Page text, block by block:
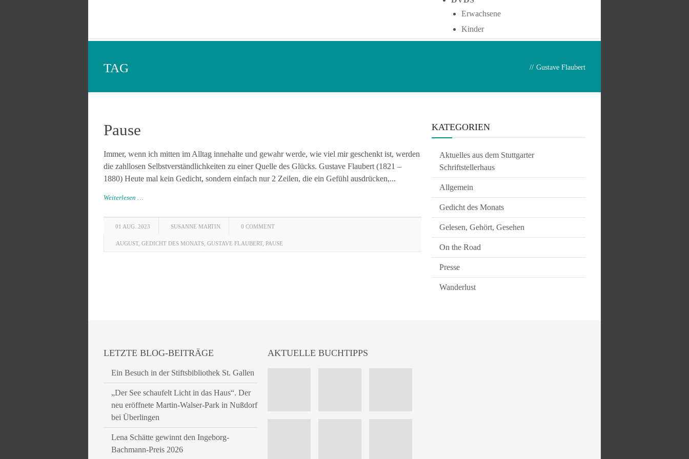
Erwachsene
Kinder
TAG // Gustave Flaubert
Pause
Immer, wenn ich mitten im Alltag innehalte und gewahr werde, wie viel mir geschenkt ist, werden
die zahllosen Selbstverständlichkeiten zu einer Quelle des Glücks. Gustave Flaubert (1821 –
1880) Heute mal kein Gedicht, sondern einfach nur 2 Zeilen, die ein Gefühl ausdrücken,...
Weiterlesen …
01 AUG. 2023 SUSANNE MARTIN 0 COMMENT
AUGUST, GEDICHT DES MONATS GUSTAVE FLAUBERT, PAUSE
KATEGORIEN
Aktuelles aus dem Stuttgarter
Schriftstellerhaus
Allgemein
Gedicht des Monats
Gelesen, Gehört, Gesehen
On the Road
Presse
Wanderlust
LETZTE BLOG-BEITRÄGE
Ein Besuch in der Stiftsbibliothek St. Gallen
„Der See schaufelt Licht in das Haus“. Der
neu eröffnete Martin-Walser-Park in Nußdorf
bei Überlingen
Lena Schätte gewinnt den Ingeborg-
Bachmann-Preis 2026
AKTUELLE BUCHTIPPS